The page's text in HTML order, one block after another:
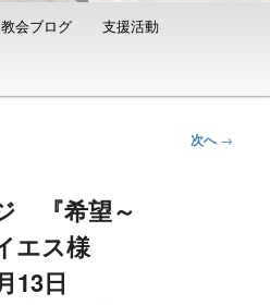
教会ブログ 支援活動
次へ→
『希望～
エス様
13日